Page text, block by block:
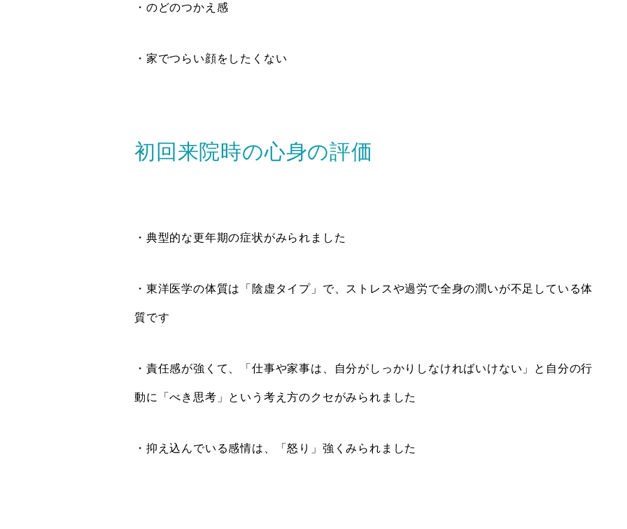
・のどのつかえ感
・家でつらい顔をしたくない
初回来院時の心身の評価
・典型的な更年期の症状がみられました
・東洋医学の体質は「陰虚タイプ」で、ストレスや過労で全身の潤いが不足している体
質です
・責任感が強くて、「仕事や家事は、自分がしっかりしなければいけない」と自分の行
動に「べき思考」という考え方のクセがみられました
・抑え込んでいる感情は、「怒り」強くみられました